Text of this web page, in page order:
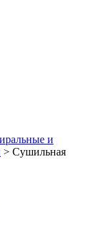
и
> Сушильная